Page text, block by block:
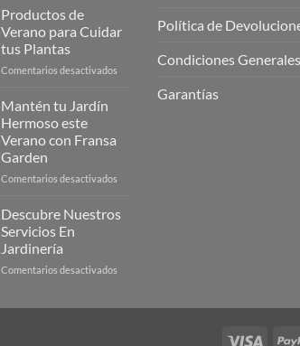
Página
Productos de
Verano para Cuidar
tus Plantas
Comentarios desactivados
Mantén tu Jardín
Hermoso este
Verano con Fransa
Garden
Comentarios desactivados
Jardín
Descubre Nuestros
Servicios En
Jardinería
Comentarios desactivados
Política de
Condiciones Generales
Garantías
Visa